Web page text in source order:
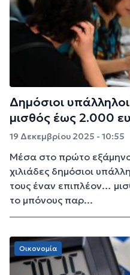
Δημόσιοι
μισθός έως 2.000
19 Δεκεμβρίου 2025 - 10:55
Μέσα στο πρώτο
χιλιάδες δημόσιοι
τους έναν επιπλέον…
το μπόνους παρ...
Οικονομία